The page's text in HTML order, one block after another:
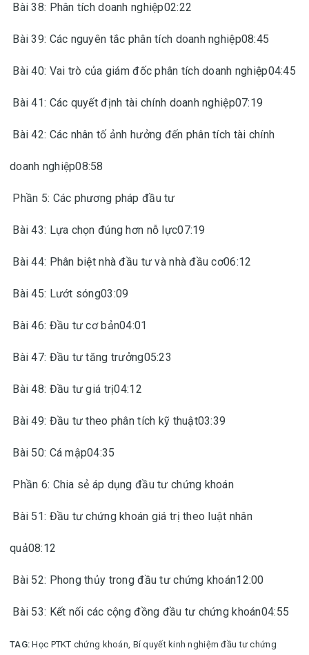
Bài 38: Phân tích doanh nghiệp02:22
Bài 39: Các nguyên tắc phân tích doanh nghiệp08:45
Bài 40: Vai trò của giám đốc phân tích doanh nghiệp04:45
Bài 41: Các quyết định tài chính doanh nghiệp07:19
Bài 42: Các nhân tố ảnh hưởng đến phân tích tài chính
doanh nghiệp08:58
Phần 5: Các phương pháp đầu tư
Bài 43: Lựa chọn đúng hơn nỗ lực07:19
Bài 44: Phân biệt nhà đầu tư và nhà đầu cơ06:12
Bài 45: Lướt sóng03:09
Bài 46: Đầu tư cơ bản04:01
Bài 47: Đầu tư tăng trưởng05:23
Bài 48: Đầu tư giá trị04:12
Bài 49: Đầu tư theo phân tích kỹ thuật03:39
Bài 50: Cá mập04:35
Phần 6: Chia sẻ áp dụng đầu tư chứng khoán
Bài 51: Đầu tư chứng khoán giá trị theo luật nhân
quả08:12
Bài 52: Phong thủy trong đầu tư chứng khoán12:00
Bài 53: Kết nối các cộng đồng đầu tư chứng khoán04:55
TAG:Học PTKT chứng khoán, Bí quyết kinh nghiệm đầu tư chứng